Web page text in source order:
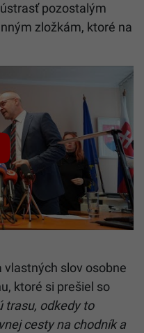
pozostalým
zložkám, ktoré na
slov osobne
ktoré si prešiel so
trasu, odkedy to
cesty na chodník a